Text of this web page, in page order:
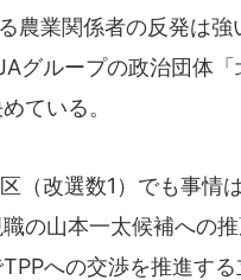
農業関係者の反発は
グループの政治団体
ている。
（改選数1）でも事情
の山本一太候補への
への交渉を推進す